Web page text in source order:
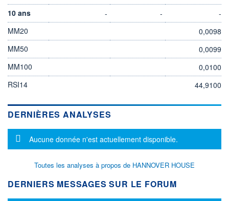
10 ans
- -
-
MM20
0,0098
MM50
0,0099
MM100
0,0100
RSI14
44,9100
DERNIÈRES ANALYSES
Message d'information
Aucune donnée n'est actuellement disponible.
Toutes les analyses à propos de HANNOVER HOUSE
DERNIERS MESSAGES SUR LE FORUM